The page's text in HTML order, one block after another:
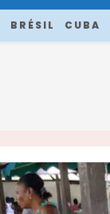
BRÉSIL CUBA